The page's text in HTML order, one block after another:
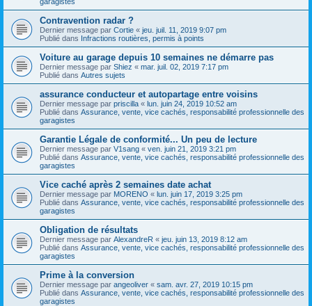
Contravention radar ?
Dernier message par Cortie « jeu. juil. 11, 2019 9:07 pm
Publié dans Infractions routières, permis à points
Voiture au garage depuis 10 semaines ne démarre pas
Dernier message par Shiez « mar. juil. 02, 2019 7:17 pm
Publié dans Autres sujets
assurance conducteur et autopartage entre voisins
Dernier message par priscilla « lun. juin 24, 2019 10:52 am
Publié dans Assurance, vente, vice cachés, responsabilité professionnelle des
garagistes
Garantie Légale de conformité... Un peu de lecture
Dernier message par V1sang « ven. juin 21, 2019 3:21 pm
Publié dans Assurance, vente, vice cachés, responsabilité professionnelle des
garagistes
Vice caché après 2 semaines date achat
Dernier message par MORENO « lun. juin 17, 2019 3:25 pm
Publié dans Assurance, vente, vice cachés, responsabilité professionnelle des
garagistes
Obligation de résultats
Dernier message par AlexandreR « jeu. juin 13, 2019 8:12 am
Publié dans Assurance, vente, vice cachés, responsabilité professionnelle des
garagistes
Prime à la conversion
Dernier message par angeoliver « sam. avr. 27, 2019 10:15 pm
Publié dans Assurance, vente, vice cachés, responsabilité professionnelle des
garagistes